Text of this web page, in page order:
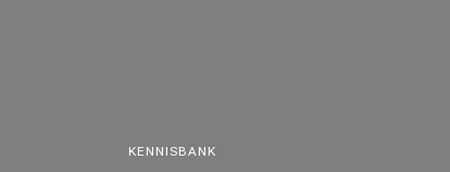
KENNISBANK